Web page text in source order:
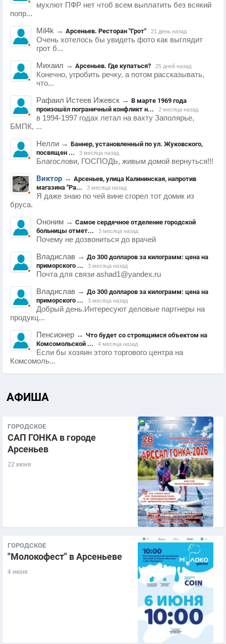
мухлют ПФР нет чтоб всем выплатить без всякий
попр...
Mil4k → Арсеньев. Ресторан "Грот" 21 день назад
Очень хотелось бы увидеть фото как выглядит
грот б...
Михаил → Арсеньев. Где купаться? 25 дней назад
Конечно, угробить речку, а потом рассказывать,
что...
Рафаил Истеев Ижевск → В марте 1969 года
произошёл пограничный конфликт н...
2 месяца назад
в 1994-1997 годах летал на вахту Заполярье,
БМПК, ...
Нелли → Баннер, установленный по ул. Жуковского,
посвящен ...
3 месяца назад
Благослови, ГОСПОДЬ, живым домой вернуться!!!
Виктор → Арсеньев, улица Калининская, напротив
магазина "Ра...
3 месяца назад
Я даже знаю по чей вине сгорел тот домик из
бруса.
Ононим → Самое сердечное отделение городской
больницы отмет...
3 месяца назад
Почему не дозвониться до врачей
Владислав → До 300 долларов за килограмм: цена на
приморского ...
3 месяца назад
Почта для связи ashad1@yandex.ru
Владислав → До 300 долларов за килограмм: цена на
приморского ...
3 месяца назад
Добрый день.Интересуют деловые партнеры на
продукц...
Пенсионер → Что будет со строящимся объектом на
Комсомольской ...
4 месяца назад
Если бы хозяин этого торгового центра на
Комсомоль...
АФИША
ГОРОДСКОЕ
САП ГОНКА в городе
Арсеньев
22 июня
ГОРОДСКОЕ
"Молокофест" в Арсеньеве
4 июня